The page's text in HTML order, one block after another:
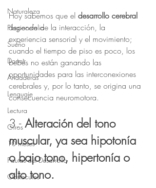
Naturaleza
Plagiocefalia
Sueño
Dormir
Andaderas
Lenguaje
Lectura
Giros
10 meses
Pautas del Desarrollo
Obstáculos
Hoy sabemos que el desarrollo cerebral
depende de la interacción, la
experiencia sensorial y el movimiento;
cuando el tiempo de piso es poco, los
bebés no están ganando las
oportunidades para las interconexiones
cerebrales y, por lo tanto, se origina una
consecuencia neuromotora.
3.- Alteración del tono
muscular, ya sea hipotonía
o bajo tono, hipertonía o
alto tono.